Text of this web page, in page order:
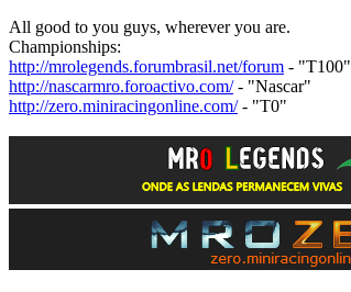
All good to you guys, wherever you are.
Championships:
http://mrolegends.forumbrasil.net/forum - "T100"
http://nascarmro.foroactivo.com/- "Nascar"
http://zero.miniracingonline.com/- "T0"